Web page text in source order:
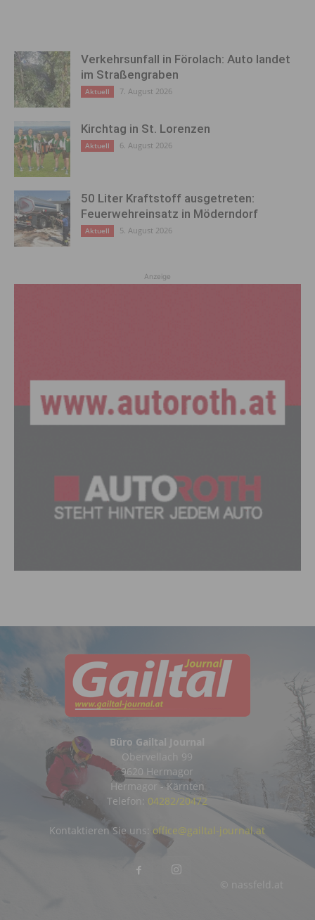
Verkehrsunfall in Förolach: Auto landet
im Straßengraben
Aktuell 7. August 2026
Kirchtag in St. Lorenzen
Aktuell 6. August 2026
50 Liter Kraftstoff ausgetreten:
Feuerwehreinsatz in Möderndorf
Aktuell 5. August 2026
Anzeige
Büro Gailtal Journal
Obervellach 99
9620 Hermagor
Hermagor - Kärnten
Telefon: 04282/20472
© nassfeld.at
Kontaktieren Sie uns: office@gailtal-journal.at